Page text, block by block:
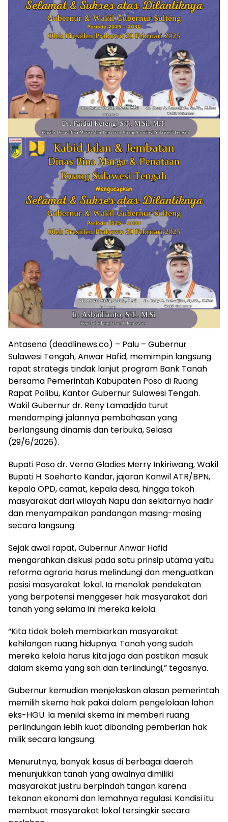
Antasena (deadlinews.co) – Palu – Gubernur
Sulawesi Tengah, Anwar Hafid, memimpin langsung
rapat strategis tindak lanjut program Bank Tanah
bersama Pemerintah Kabupaten Poso di Ruang
Rapat Polibu, Kantor Gubernur Sulawesi Tengah.
Wakil Gubernur dr. Reny Lamadjido turut
mendampingi jalannya pembahasan yang
berlangsung dinamis dan terbuka, Selasa
(29/6/2026).
Bupati Poso dr. Verna Gladies Merry Inkiriwang, Wakil
Bupati H. Soeharto Kandar, jajaran Kanwil ATR/BPN,
kepala OPD, camat, kepala desa, hingga tokoh
masyarakat dari wilayah Napu dan sekitarnya hadir
dan menyampaikan pandangan masing-masing
secara langsung.
Sejak awal rapat, Gubernur Anwar Hafid
mengarahkan diskusi pada satu prinsip utama yaitu
reforma agraria harus melindungi dan menguatkan
posisi masyarakat lokal. Ia menolak pendekatan
yang berpotensi menggeser hak masyarakat dari
tanah yang selama ini mereka kelola.
“Kita tidak boleh membiarkan masyarakat
kehilangan ruang hidupnya. Tanah yang sudah
mereka kelola harus kita jaga dan pastikan masuk
dalam skema yang sah dan terlindungi,” tegasnya.
Gubernur kemudian menjelaskan alasan pemerintah
memilih skema hak pakai dalam pengelolaan lahan
eks-HGU. Ia menilai skema ini memberi ruang
perlindungan lebih kuat dibanding pemberian hak
milik secara langsung.
Menurutnya, banyak kasus di berbagai daerah
menunjukkan tanah yang awalnya dimiliki
masyarakat justru berpindah tangan karena
tekanan ekonomi dan lemahnya regulasi. Kondisi itu
membuat masyarakat lokal tersingkir secara